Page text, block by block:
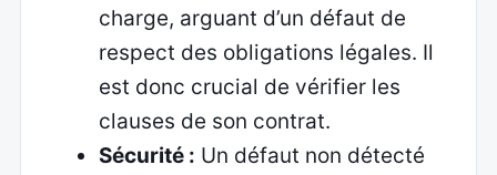
charge, arguant d’un défaut de
respect des obligations légales. Il
est donc crucial de vérifier les
clauses de son contrat.
Sécurité : Un défaut non détecté